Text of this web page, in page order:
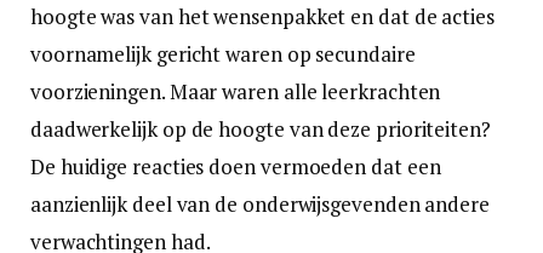
hoogte was van het wensenpakket en dat de acties
voornamelijk gericht waren op secundaire
voorzieningen. Maar waren alle leerkrachten
daadwerkelijk op de hoogte van deze prioriteiten?
De huidige reacties doen vermoeden dat een
aanzienlijk deel van de onderwijsgevenden andere
verwachtingen had.